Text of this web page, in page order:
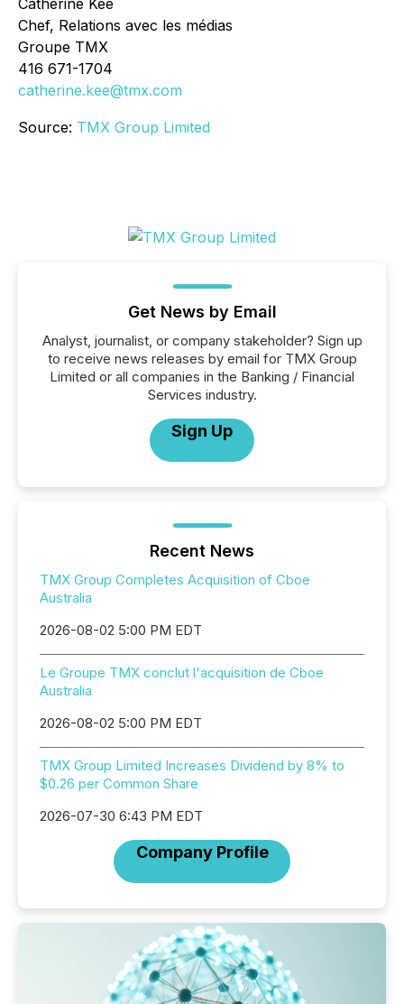
Catherine Kee
Chef, Relations avec les médias
Groupe TMX
416 671-1704
catherine.kee@tmx.com
Source: TMX Group Limited
Get News by Email
Analyst, journalist, or company stakeholder? Sign up
to receive news releases by email for TMX Group
Limited or all companies in the Banking / Financial
Services industry.
Sign Up
Recent News
TMX Group Completes Acquisition of Cboe
Australia
2026-08-02 5:00 PM EDT
Le Groupe TMX conclut l'acquisition de Cboe
Australia
2026-08-02 5:00 PM EDT
TMX Group Limited Increases Dividend by 8% to
$0.26 per Common Share
2026-07-30 6:43 PM EDT
Company Profile